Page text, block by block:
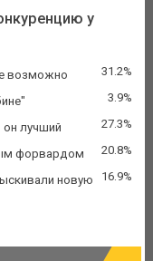
у
возможно 31.2%
3.9%
он лучший 27.3%
форвардом 20.8%
новую
16.9%